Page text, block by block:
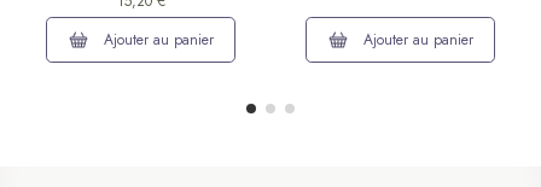
Ajouter au panier
Ajouter au panier